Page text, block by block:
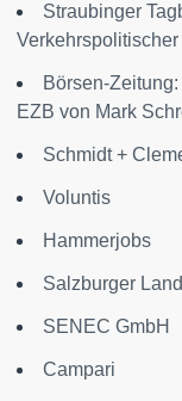
Straubinger
Börsen-
EZB von Mark
Schmidt +
Voluntis
Hammerjobs
Salzburger
SENEC GmbH
Campari